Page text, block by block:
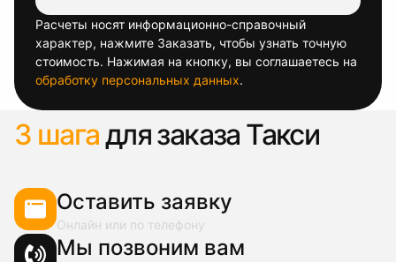
Расчеты носят информационно-справочный
характер, нажмите Заказать, чтобы узнать точную
стоимость. Нажимая на кнопку, вы соглашаетесь на
обработку персональных данных.
3 шагадля заказа Такси
Оставить заявку
Онлайн или по телефону
Мы позвоним вам